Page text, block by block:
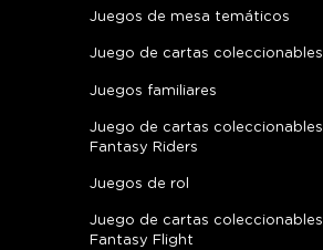
Juegos de mesa temáticos
Juego de cartas coleccionables
Juegos familiares
Juego de cartas coleccionables
Fantasy Riders
Juegos de rol
Juego de cartas coleccionables
Fantasy Flight